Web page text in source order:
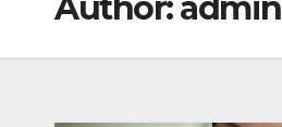
Author:admin